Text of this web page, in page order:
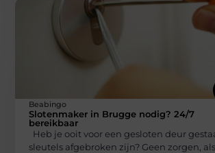
Beabingo
Slotenmaker in Brugge nodig? 24/7
bereikbaar
Heb je ooit voor een gesloten deur
sleutels afgebroken zijn? Geen zorgen,